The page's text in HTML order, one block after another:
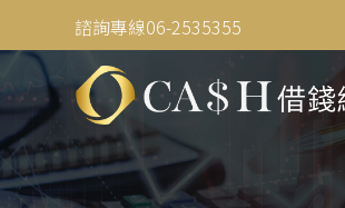
諮詢專線06-2535355